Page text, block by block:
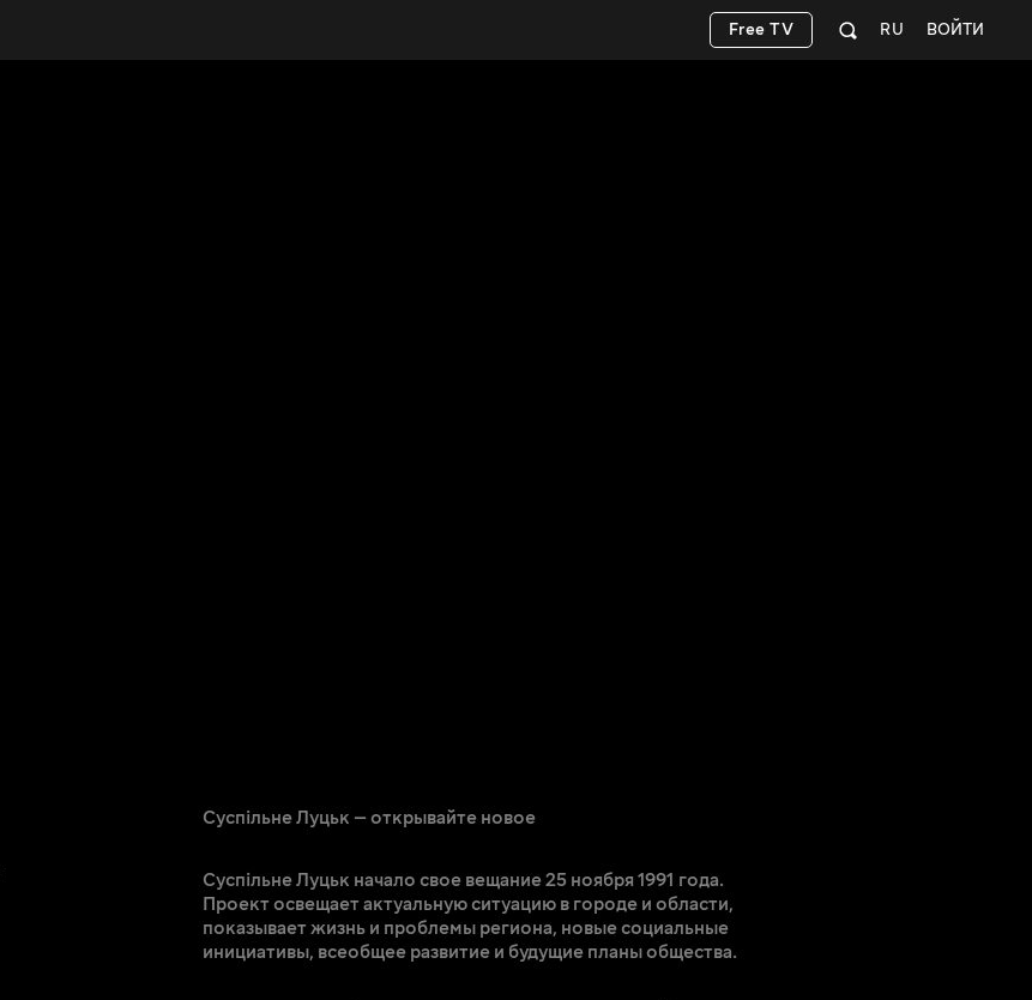
ВОЙТИ
RU
Free TV
Суспільне Луцьк — открывайте новое
Суспільне Луцьк начало свое вещание 25 ноября 1991 года.
Проект освещает актуальную ситуацию в городе и области,
показывает жизнь и проблемы региона, новые социальные
инициативы, всеобщее развитие и будущие планы общества.